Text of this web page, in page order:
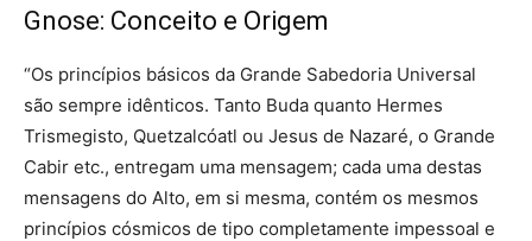
Gnose: Conceito e Origem
“Os princípios básicos da Grande Sabedoria Universal
são sempre idênticos. Tanto Buda quanto Hermes
Trismegisto, Quetzalcóatl ou Jesus de Nazaré, o Grande
Cabir etc., entregam uma mensagem; cada uma destas
mensagens do Alto, em si mesma, contém os mesmos
princípios cósmicos de tipo completamente impessoal e